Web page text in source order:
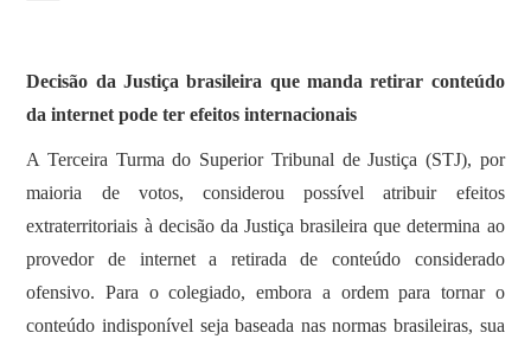
Decisão da Justiça brasileira que manda retirar conteúdo
da internet pode ter efeitos internacionais
A Terceira Turma do Superior Tribunal de Justiça (STJ), por
maioria de votos, considerou possível atribuir efeitos
extraterritoriais à decisão da Justiça brasileira que determina ao
provedor de internet a retirada de conteúdo considerado
ofensivo. Para o colegiado, embora a ordem para tornar o
conteúdo indisponível seja baseada nas normas brasileiras, sua